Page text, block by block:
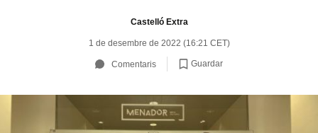
Castelló Extra
1 de desembre de 2022 (16:21 CET)
Comentaris Guardar